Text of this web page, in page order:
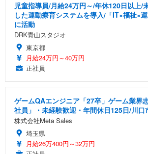
児童指導員/月給24万円～/年休120日以上/
した運動療育システムを導入/「IT×福祉×
に活動
DRK青山スタジオ
東京都
月給24万円～40万円
正社員
ゲームQAエンジニア「27卒」ゲーム業界
社員」・未経験歓迎・年間休日125日/川口
株式会社Meta Sales
埼玉県
月給26万400円～32万円